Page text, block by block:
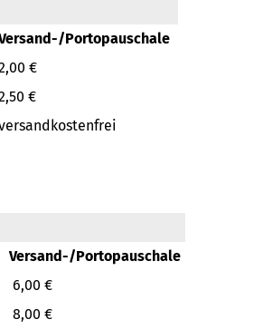
Portopauschale
€
€
Versand-/Portopauschale
6,00 €
8,00 €